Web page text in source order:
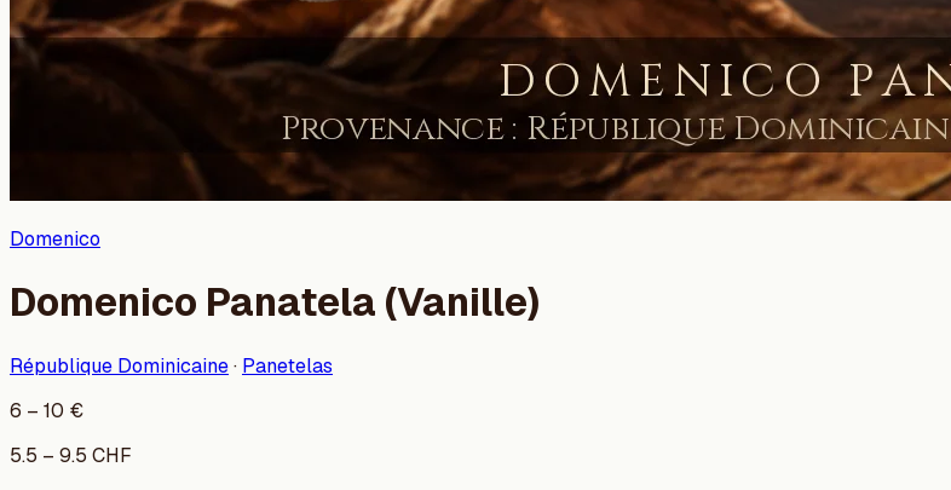
Domenico
Domenico Panatela (Vanille)
République Dominicaine· Panetelas
6 – 10 €
5.5 – 9.5 CHF